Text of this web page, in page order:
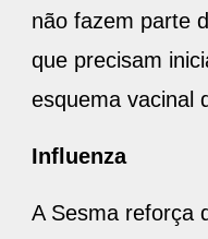
não fazem parte
que precisam
esquema vacinal
Influenza
A Sesma reforça